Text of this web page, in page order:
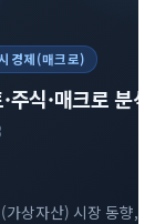
경제(매크로)
식·매크로 분석
상자산) 시장 동향,